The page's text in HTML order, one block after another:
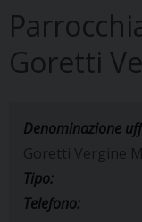
Goretti
Denominazione
Goretti Vergine
Tipo:
Telefono: